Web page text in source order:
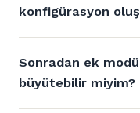
konfigürasyon
Sonradan ek
büyütebilir miyim?